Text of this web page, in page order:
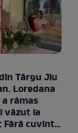
Târgu Jiu
Loredana
rămas
văzut la
Fără cuvinte